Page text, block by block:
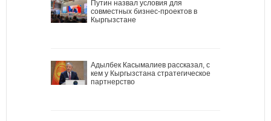
Путин назвал условия для
совместных бизнес-проектов в
Кыргызстане
Адылбек Касымалиев рассказал, с
кем у Кыргызстана стратегическое
партнерство